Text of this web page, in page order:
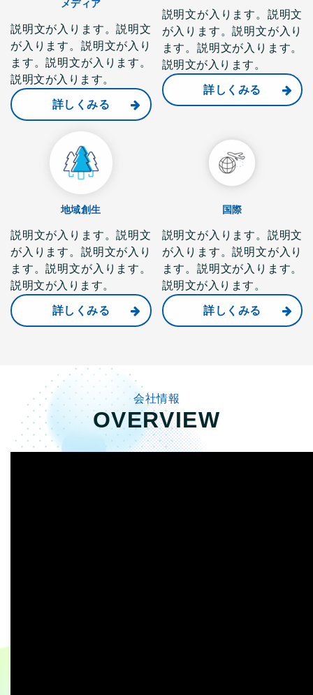
メディア
説明文が入ります。説明文
が入ります。説明文が入り
ます。説明文が入ります。
説明文が入ります。
詳しくみる
説明文が入ります。説明文
が入ります。説明文が入り
ます。説明文が入ります。
説明文が入ります。
詳しくみる
地域創生
説明文が入ります。説明文
が入ります。説明文が入り
ます。説明文が入ります。
説明文が入ります。
詳しくみる
国際
説明文が入ります。説明文
が入ります。説明文が入り
ます。説明文が入ります。
説明文が入ります。
詳しくみる
会社情報
OVERVIEW